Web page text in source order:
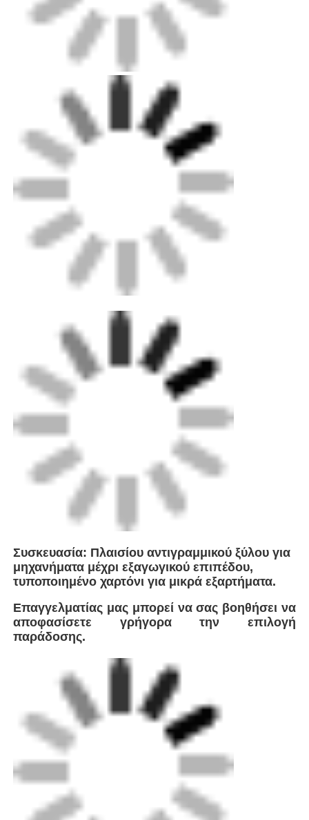
Συσκευασία: Πλαισίου αντιγραμμικού ξύλου για
μηχανήματα μέχρι εξαγωγικού επιπέδου,
τυποποιημένο χαρτόνι για μικρά εξαρτήματα.
Επαγγελματίας μας μπορεί να σας βοηθήσει να
αποφασίσετε γρήγορα την επιλογή
παράδοσης.
Η FEI είναι ένας κορυφαίος καινοτόμος
στην παραγωγή εξοπλισμού συγκόλλησης
υψηλών επιδόσεων, με στρατηγική έδρα
κοντά στη Σαγκάη της
Κίνας.Διασφαλίζουμε αποτελεσματική
εφοδιαστική και απρόσκοπτη παράδοση
σε πελάτες σε όλο τον κόσμο.Ως
τεχνολογική επιχείρηση που ειδικεύεται
σε λύσεις συγκόλλησης πλαστικών
αγωγών,η εταιρεία ενσωματώνει